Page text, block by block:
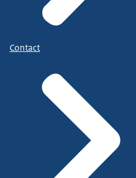
Contact